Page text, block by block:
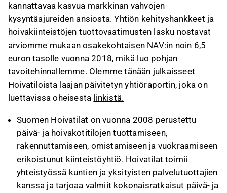
kannattavaa kasvua markkinan vahvojen
kysyntäajureiden ansiosta. Yhtiön kehityshankkeet ja
hoivakiinteistöjen tuottovaatimusten lasku nostavat
arviomme mukaan osakekohtaisen NAV:in noin 6,5
euron tasolle vuonna 2018, mikä luo pohjan
tavoitehinnallemme. Olemme tänään julkaisseet
Hoivatiloista laajan päivitetyn yhtiöraportin, joka on
luettavissa oheisesta linkistä.
Suomen Hoivatilat on vuonna 2008 perustettu
päivä- ja hoivakotitilojen tuottamiseen,
rakennuttamiseen, omistamiseen ja vuokraamiseen
erikoistunut kiinteistöyhtiö. Hoivatilat toimii
yhteistyössä kuntien ja yksityisten palvelutuottajien
kanssa ja tarjoaa valmiit kokonaisratkaisut päivä- ja